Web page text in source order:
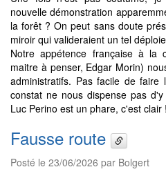
nouvelle démonstration
la forêt ? On peut sans doute
miroir qui valideraient un tel
Notre appétence française à la
maitre à penser, Edgar Morin)
administratifs. Pas facile de
constat ne nous dispense pas
Luc Perino est un phare, c'est clair !
Fausse route
Posté le 23/06/2026 par Bolgert